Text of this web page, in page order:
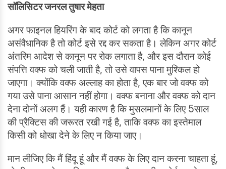
सॉलिसिटर जनरल तुषार मेहता
अगर फाइनल हियरिंग के बाद कोर्ट को लगता है कि कानून
असंवैधानिक है तो कोर्ट इसे रद्द कर सकता है। लेकिन अगर कोर्ट
अंतरिम आदेश से कानून पर रोक लगाता है, और इस दौरान कोई
संपत्ति वक्फ को चली जाती है, तो उसे वापस पाना मुश्किल हो
जाएगा। क्योंकि वक्फ अल्लाह का होता है, एक बार जो वक्फ को
गया उसे पाना आसान नहीं होगा। वक्फ बनाना और वक्फ को दान
देना दोनों अलग हैं। यही कारण है कि मुसलमानों के लिए 5साल
की प्रैक्टिस की जरूरत रखी गई है, ताकि वक्फ का इस्तेमाल
किसी को धोखा देने के लिए न किया जाए।
मान लीजिए कि मैं हिंदू हूं और मैं वक्फ के लिए दान करना चाहता हूं,